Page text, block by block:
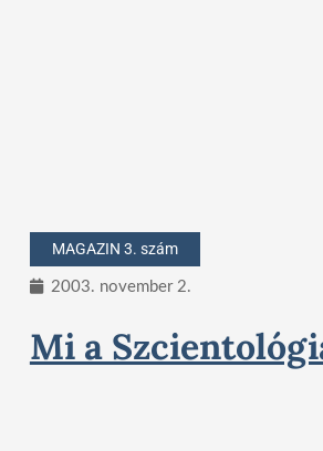
MAGAZIN 3. szám
2003. november 2.
Mi a